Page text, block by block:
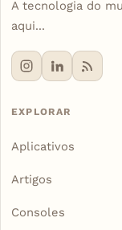
A tecnologia do
aqui...
EXPLORAR
Aplicativos
Artigos
Consoles